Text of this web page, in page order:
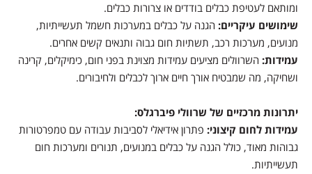
ומותאם לעטיפת כבלים בודדים או צרורות כבלים.
שימושים עיקריים: הגנה על כבלים במערכות חשמל תעשייתיות,
מנועים, מערכות רכב, תשתיות חום גבוה ותנאים קשים אחרים.
עמידות: השרוולים מציעים עמידות מצוינת בפני חום, כימיקלים, קרינה
ושחיקה, מה שמבטיח אורך חיים ארוך לכבלים ולחיבורים.
יתרונות מרכזיים של שרוולי פיברגלס:
עמידות לחום קיצוני: פתרון אידיאלי לסביבות עבודה עם טמפרטורות
גבוהות מאוד, כולל הגנה על כבלים במנועים, תנורים ומערכות חום
תעשייתיות.